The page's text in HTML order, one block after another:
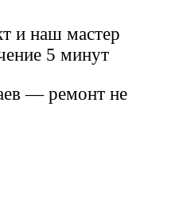
и наш мастер
5 минут
— ремонт не